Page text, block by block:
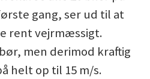
gang, ser ud til at
rent vejrmæssigt.
men derimod kraftig
helt op til 15 m/s.